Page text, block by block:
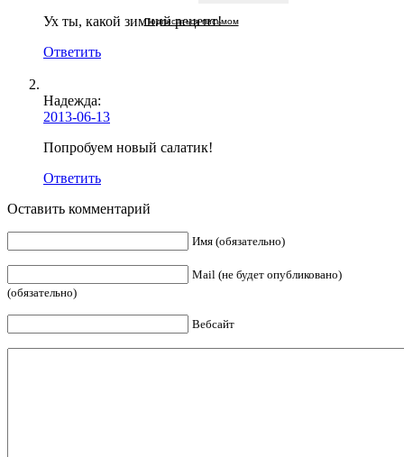
Подписаться письмом
Ух ты, какой зимний рецепт!
Ответить
Надежда:
2013-06-13
Попробуем новый салатик!
Ответить
Оставить комментарий
Имя (обязательно)
Mail (не будет опубликовано)
(обязательно)
Вебсайт